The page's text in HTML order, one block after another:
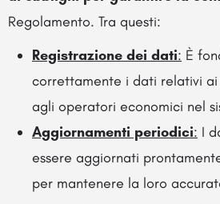
Regolamento. Tra questi:
Registrazione dei dati: È
correttamente i dati relativi ai
agli operatori economici nel
Aggiornamenti periodici: I
essere aggiornati
per mantenere la loro